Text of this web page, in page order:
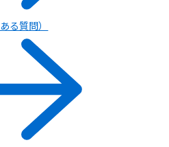
る質問）